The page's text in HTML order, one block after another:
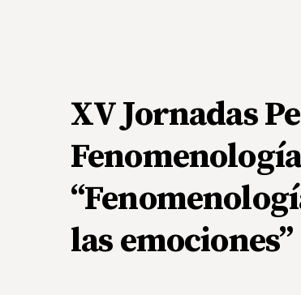
XV Jornadas
las emociones”